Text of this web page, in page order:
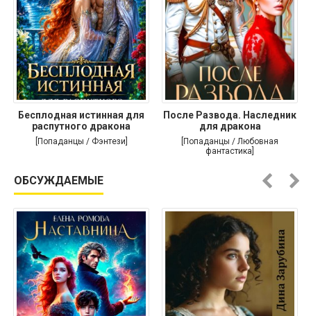
Бесплодная истинная для
распутного дракона
[Попаданцы / Фэнтези]
После Развода. Наследник
для дракона
[Попаданцы / Любовная
фантастика]
ОБСУЖДАЕМЫЕ